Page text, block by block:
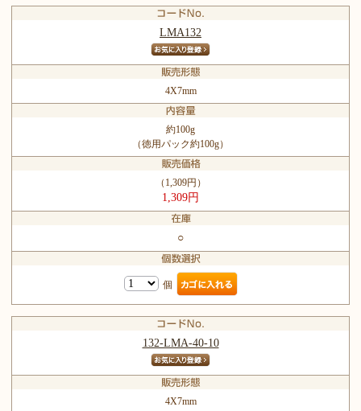
LMA132
4X7mm
約100g
（徳用パック約100g）
（1,309円）
1,309円
○
個
132-LMA-40-10
4X7mm